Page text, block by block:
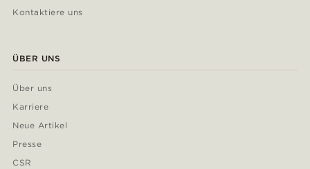
Kontaktiere uns
ÜBER UNS
Über uns
Karriere
Neue Artikel
Presse
CSR